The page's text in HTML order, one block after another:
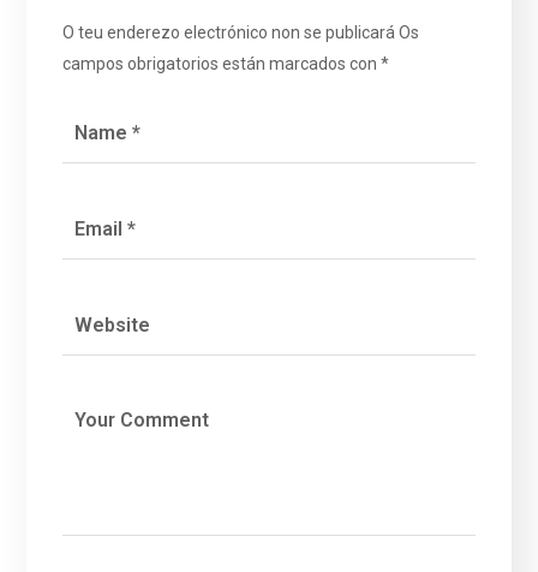
O teu enderezo electrónico non se publicará Os
campos obrigatorios están marcados con*